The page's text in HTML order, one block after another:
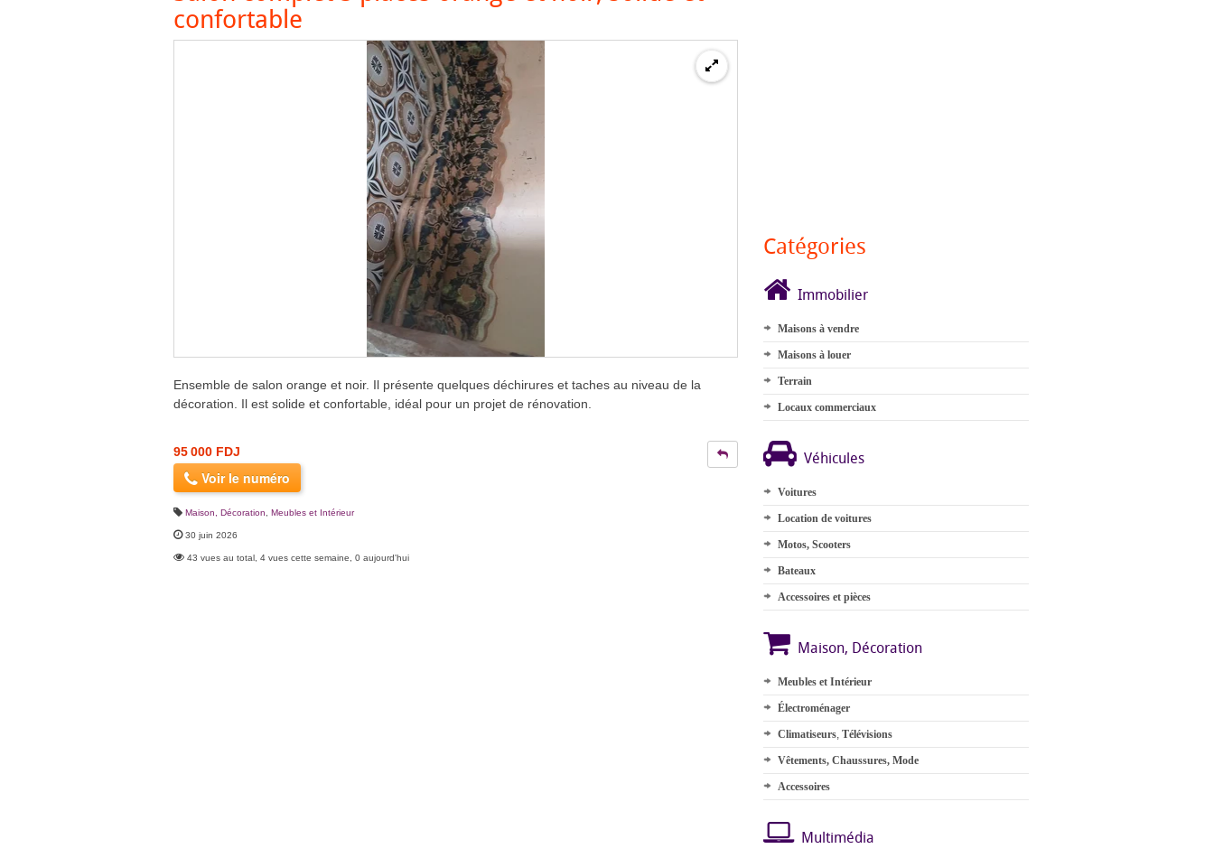
confortable
Ensemble de salon orange et noir. Il présente quelques déchirures et taches au niveau de la
décoration. Il est solide et confortable, idéal pour un projet de rénovation.
95 000 FDJ
Voir le numéro
Maison, Décoration Meubles et Intérieur
30 juin 2026
43 vues au total, 4 vues cette semaine, 0 aujourd'hui
Catégories
Immobilier
Maisons à vendre
Maisons à louer
Terrain
Locaux commerciaux
Véhicules
Voitures
Location de voitures
Motos, Scooters
Bateaux
Accessoires et pièces
Maison, Décoration
Meubles et Intérieur
Électroménager
Climatiseurs, Télévisions
Vêtements, Chaussures, Mode
Accessoires
Multimédia